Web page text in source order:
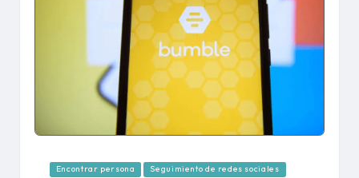
Publicado
Encontrar persona Seguimiento de redes sociales